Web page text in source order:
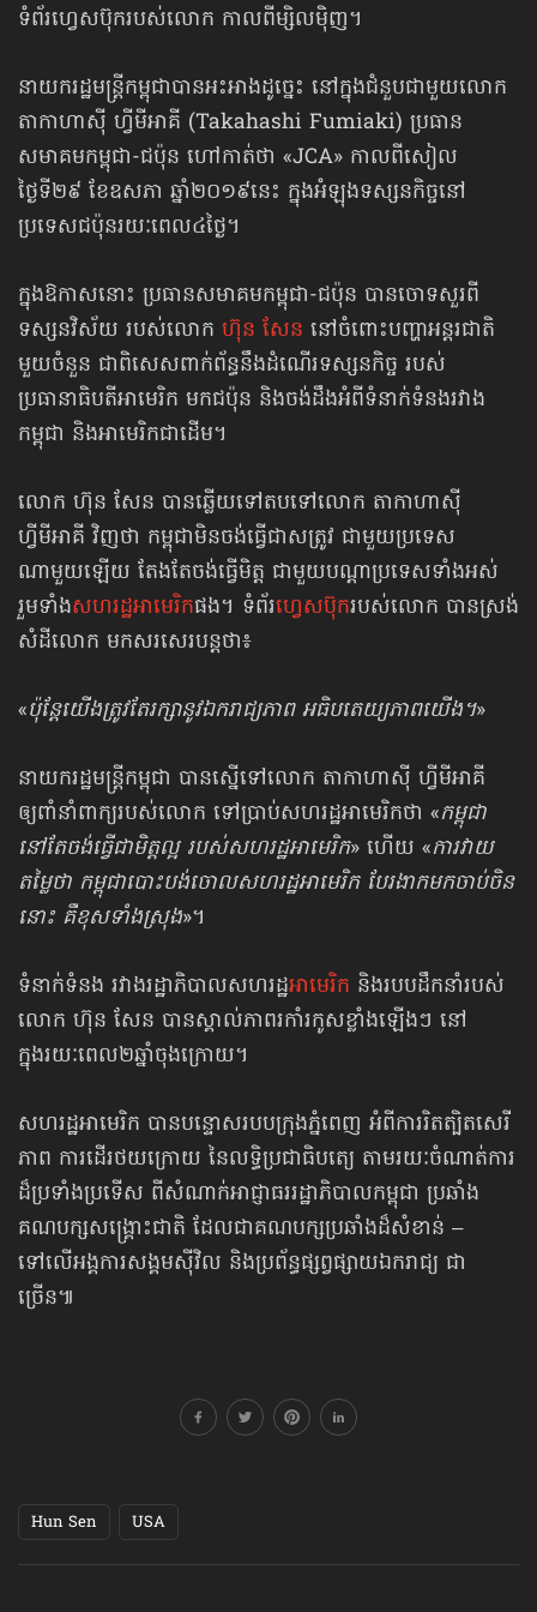
ទំព័រហ្វេសប៊ុករបស់លោក កាលពីម្សិលម៉ិញ។
នាយករដ្ឋមន្ត្រីកម្ពុជាបានអះអាងដូច្នេះ នៅក្នុងជំនួបជាមួយលោក
តាកាហាស៊ី ហ្វីមីអាគី (Takahashi Fumiaki) ប្រធាន
សមាគមកម្ពុជា-ជប៉ុន ហៅកាត់ថា «JCA» កាលពីសៀល
ថ្ងៃទី២៩ ខែឧសភា ឆ្នាំ២០១៩នេះ ​ក្នុង​អំឡុង​ទស្សន​កិច្ច​នៅ​
ប្រទេស​ជប៉ុន​រយៈ​ពេល​៤ថ្ងៃ​។
ក្នុងឱកាសនោះ ប្រធានសមាគមកម្ពុជា-ជប៉ុន បានចោទសួរពី
ទស្សនវិស័យ របស់លោក ហ៊ុន សែន នៅចំពោះបញ្ហាអន្តរជាតិ
មួយចំនួន ជាពិសេសពាក់ព័ន្ធនឹងដំណើរទស្សនកិច្ច របស់
ប្រធានាធិបតីអាមេរិក មកជប៉ុន និងចង់ដឹងអំពីទំនាក់ទំនងរវាង
កម្ពុជា និងអាមេរិកជាដើម។
លោក ហ៊ុន សែន បានឆ្លើយទៅតបទៅលោក តាកាហាស៊ី
ហ្វីមីអាគី វិញថា កម្ពុជាមិនចង់ធ្វើជាសត្រូវ ជាមួយប្រទេស
ណាមួយឡើយ តែងតែចង់ធ្វើមិត្ត ជាមួយបណ្ដាប្រទេសទាំងអស់
រួមទាំងសហរដ្ឋអាមេរិកផង។ ទំព័រហ្វេសប៊ុករបស់លោក បានស្រង់
សំដីលោក មកសរសេរបន្តថា៖
«ប៉ុន្តែយើងត្រូវតែរក្សានូវឯករាជ្យភាព អធិបតេយ្យភាពយើង។»
នាយករដ្ឋមន្ត្រីកម្ពុជា បានស្នើទៅលោក តាកាហាស៊ី ហ្វីមីអាគី
ឲ្យពាំនាំពាក្យរបស់លោក ទៅប្រាប់សហរដ្ឋអាមេរិកថា «កម្ពុជា
នៅតែចង់ធ្វើជាមិត្តល្អ របស់សហរដ្ឋអាមេរិក» ហើយ «ការវាយ
តម្លៃថា កម្ពុជាបោះបង់ចោលសហរដ្ឋអាមេរិក បែរងាកមកចាប់ចិន
នោះ គឺខុសទាំងស្រុង»។
ទំនាក់ទំនង​ រវាង​រដ្ឋាភិបាល​សហរដ្ឋអាមេរិក និង​របប​ដឹកនាំរបស់
លោក ហ៊ុន សែន បានស្គាល់ភាពរកាំរកូសខ្លាំងឡើងៗ នៅ
ក្នុងរយៈពេល២ឆ្នាំចុងក្រោយ។
សហរដ្ឋអាមេរិក បានបន្ទោសរបបក្រុងភ្នំពេញ អំពីការរិតត្បិតសេរី
ភាព ការដើរថយក្រោយ នៃលទ្ធិប្រជាធិបតេ្យ តាមរយៈចំណាត់ការ
ដ៏ប្រទាំងប្រទើស ពីសំណាក់អាជ្ញាធររដ្ឋាភិបាលកម្ពុជា ប្រឆាំង
គណបក្សសង្គ្រោះជាតិ ដែលជាគណបក្សប្រឆាំងដ៏សំខាន់ –
ទៅលើ​អង្គការ​សង្គមស៊ីវិល និងប្រព័ន្ធផ្សព្វផ្សាយឯករាជ្យ ជា
ច្រើន៕
Hun Sen USA